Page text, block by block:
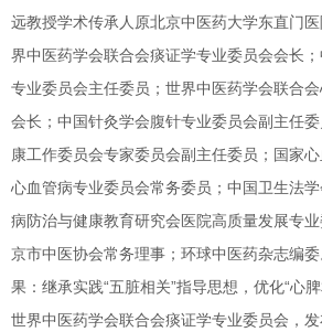
远教授学术传承人原北京中医药大学东直门
界中医药学会联合会痰证学专业委员会会长
专业委员会主任委员；世界中医药学会联合
会长；中国针灸学会腹针专业委员会副主任
康工作委员会专家委员会副主任委员；国家
心血管病专业委员会常务委员；中国卫生法
病防治与健康教育研究会医院高质量发展专
京市中医协会常务理事；环球中医药杂志编
果：继承实践“五脏相关”指导思想，优化“心
世界中医药学会联合会痰证学专业委员会，